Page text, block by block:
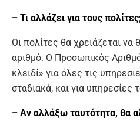
– Τι αλλάζει για τους
Οι πολίτες θα χρειάζεται να
αριθμό. Ο Προσωπικός
κλειδί» για όλες τις
σταδιακά, και για υπηρεσίες
– Αν αλλάξω ταυτότητα, θα